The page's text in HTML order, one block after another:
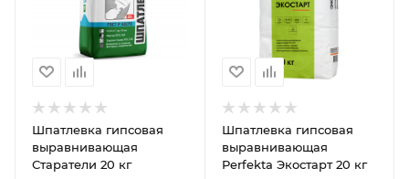
Шпатлевка гипсовая
выравнивающая
Старатели 20 кг
Шпатлевка гипсовая
выравнивающая
Perfekta Экостарт 20 кг